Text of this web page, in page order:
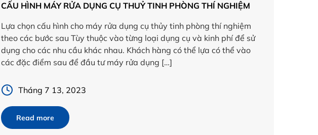
CẤU HÌNH MÁY RỬA DỤNG CỤ THUỶ TINH PHÒNG THÍ NGHIỆM
Lựa chọn cấu hình cho máy rửa dụng cụ thủy tinh phòng thí nghiệm
theo các bước sau Tùy thuộc vào từng loại dụng cụ và kinh phí để sử
dụng cho các nhu cầu khác nhau. Khách hàng có thể lựa có thể vào
các đặc điểm sau để đầu tư máy rửa dụng […]
Tháng 7 13, 2023
Read more